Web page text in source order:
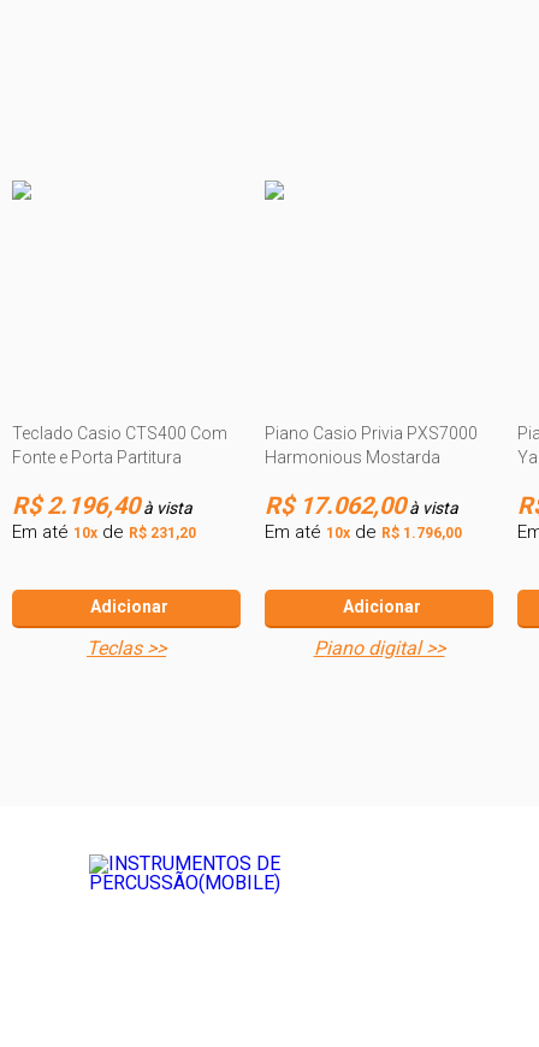
Teclado Casio CTS400 Com
Fonte e Porta Partitura
R$ 2.196,40à vista
Em até 10x de R$ 231,20
Adicionar
teclas >>
Piano Casio Privia PXS7000
Harmonious Mostarda
R$ 17.062,00à vista
Em até 10x de R$ 1.796,00
Adicionar
piano digital >>